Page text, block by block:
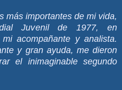
más importantes de mi vida,
Juvenil de 1977, en
acompañante y analista.
y gran ayuda, me dieron
el inimaginable segundo